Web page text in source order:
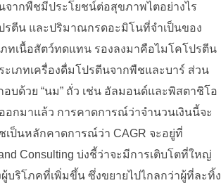
จากพืชมีประโยชน์ต่อสุขภาพไตอย่างไร
ตีน และปริมาณกรดอะมิโนที่จำเป็นของ
ทเนื้อสัตว์ทดแทน รองลงมาคือไมโคโปรตีน
เภทเครื่องดื่มโปรตีนจากพืชและบาร์ ส่วน
บด้วย “นม” ถั่ว เช่น อัลมอนด์และพิสตาชิโอ
กมาแล้ว การคาดการณ์ว่าจำนวนเงินนี้จะ
ป็นหลักคาดการณ์ว่า CAGR จะอยู่ที่
Consulting บ่งชี้ว่าจะมีการเติบโตที่ใหญ่
บริโภคที่เพิ่มขึ้น ซึ่งขยายไปไกลกว่าผู้ที่ละทิ้ง